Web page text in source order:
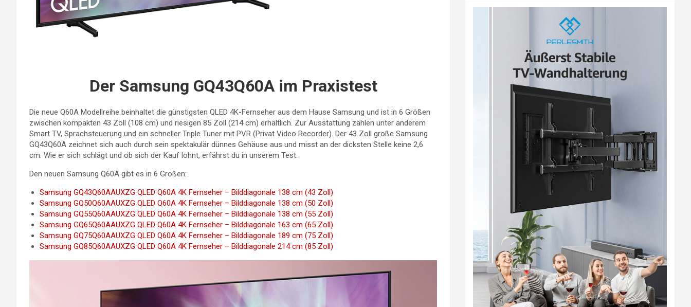
Der Samsung GQ43Q60A im Praxistest
Die neue Q60A Modellreihe beinhaltet die günstigsten QLED 4K-Fernseher aus dem Hause Samsung und ist in 6 Größen
zwischen kompakten 43 Zoll (108 cm) und riesigen 85 Zoll (214 cm) erhältlich. Zur Ausstattung zählen unter anderem
Smart TV, Sprachsteuerung und ein schneller Triple Tuner mit PVR (Privat Video Recorder). Der 43 Zoll große Samsung
GQ43Q60A zeichnet sich auch durch sein spektakulär dünnes Gehäuse aus und misst an der dicksten Stelle keine 2,6
cm. Wie er sich schlägt und ob sich der Kauf lohnt, erfährst du in unserem Test.
Den neuen Samsung Q60A gibt es in 6 Größen:
Samsung GQ43Q60AAUXZG QLED Q60A 4K Fernseher – Bilddiagonale 138 cm (43 Zoll)
Samsung GQ50Q60AAUXZG QLED Q60A 4K Fernseher – Bilddiagonale 138 cm (50 Zoll)
Samsung GQ55Q60AAUXZG QLED Q60A 4K Fernseher – Bilddiagonale 138 cm (55 Zoll)
Samsung GQ65Q60AAUXZG QLED Q60A 4K Fernseher – Bilddiagonale 163 cm (65 Zoll)
Samsung GQ75Q60AAUXZG QLED Q60A 4K Fernseher – Bilddiagonale 189 cm (75 Zoll)
Samsung GQ85Q60AAUXZG QLED Q60A 4K Fernseher – Bilddiagonale 214 cm (85 Zoll)